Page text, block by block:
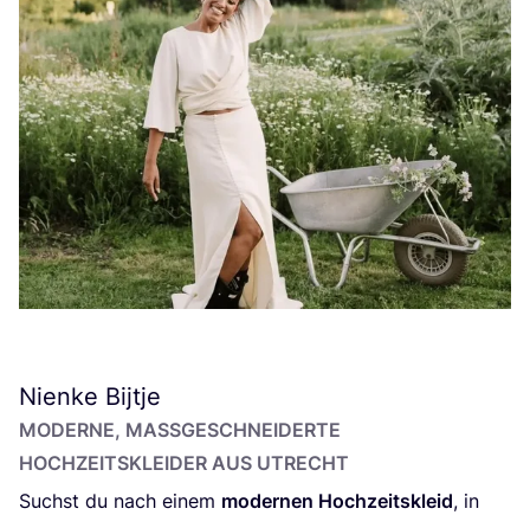
Nienke Bijtje
MODER­NE, MASS­GE­SCHNEI­DER­TE H
OCH­ZEITS­KLEI­DER AUS UTRECHT
Suchst du nach einem moder­nen Hoch­zeits­kleid, in